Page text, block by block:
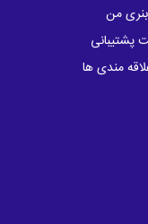
من
پشتیبانی
مندی ها